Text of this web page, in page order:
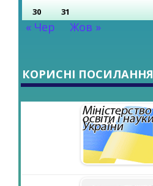
30
31
« Чер Жов »
КОРИСНІ ПОСИЛАННЯ